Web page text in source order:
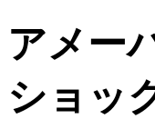
アメー
ショッ